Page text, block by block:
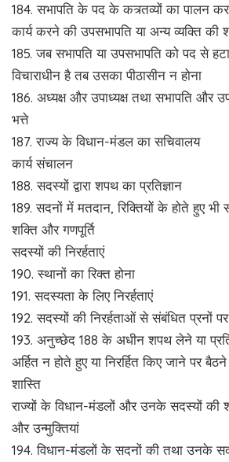
184. सभापति के पद के कत्र्तव्यों का पालन
कार्य करने की उपसभापति या अन्य व्यक्ति की
185. जब सभापति या उपसभापति को पद से
विचाराधीन है तब उसका पीठासीन न होना
186. अध्यक्ष और उपाध्यक्ष तथा सभापति और
भत्ते
187. राज्य के विधान-मंडल का सचिवालय
कार्य संचालन
188. सदस्यों द्वारा शपथ का प्रतिज्ञान
189. सदनों में मतदान, रिक्तियोें के होते हुए
शक्ति और गणपूर्ति
सदस्यों की निरर्हताएं
190. स्थानों का रिक्त होना
191. सदस्यता के लिए निरर्हताएं
192. सदस्यों की निरर्हताओं से संबंधित प्रनों
193. अनुच्छेद 188 के अधीन शपथ लेने या
अर्हित न होते हुए या निरर्हित किए जाने पर
शास्ति
राज्यों के विधान-मंडलों और उनके सदस्यों की
और उन्मुक्तियां
194. विधान-मंडलों के सदनों की तथा उनके